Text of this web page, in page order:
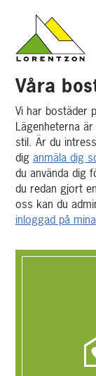
huvudinnehållet
Våra
Vi har bostäder
Lägenheterna
stil. Är du
dig anmäla dig
du använda dig
du redan gjort
oss kan du
inloggad på